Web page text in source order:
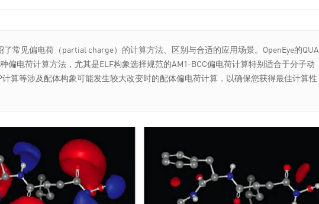
了常见偏电荷（partial charge）的计算方法、区别与合适的应用场景。OpenEye的QUA
偏电荷计算方法，尤其是ELF构象选择规范的AM1-BCC偏电荷计算特别适合于分子动
计算等涉及配体构象可能发生较大改变时的配体偏电荷计算，以确保您获得最佳计算性